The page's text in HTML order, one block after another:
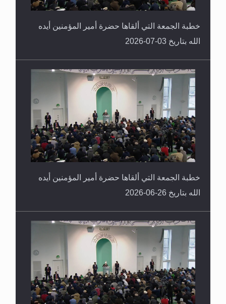
خطبة الجمعة التي ألقاها حضرة أمير المؤمنين أيده
الله بتاريخ 03-07-2026
خطبة الجمعة التي ألقاها حضرة أمير المؤمنين أيده
الله بتاريخ 26-06-2026